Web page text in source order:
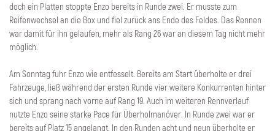
doch ein Platten stoppte Enzo bereits in Runde zwei. Er musste zum
Reifenwechsel an die Box und fiel zurück ans Ende des Feldes. Das Rennen
war damit für ihn gelaufen, mehr als Rang 26 war an diesem Tag nicht mehr
möglich.
Am Sonntag fuhr Enzo wie entfesselt. Bereits am Start überholte er drei
Fahrzeuge, ließ während der ersten Runde vier weitere Konkurrenten hinter
sich und sprang nach vorne auf Rang 19. Auch im weiteren Rennverlauf
nutzte Enzo seine starke Pace für Überholmanöver. In Runde zwei war er
bereits auf Platz 15 angelangt. In den Runden acht und neun überholte er